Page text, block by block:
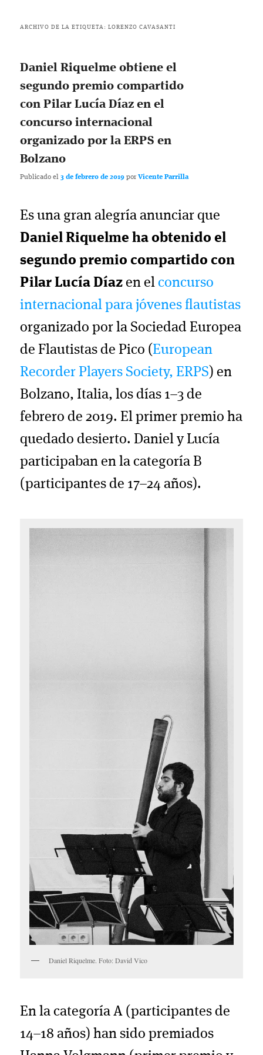
ARCHIVO DE LA ETIQUETA:LORENZO CAVASANTI
Daniel Riquelme obtiene el
segundo premio compartido
con Pilar Lucía Díaz en el
concurso internacional
organizado por la ERPS en
Bolzano
Publicado el3 de febrero de 2019 porVicente Parrilla
Es una gran alegría anunciar que
Daniel Riquelme ha obtenido el
segundo premio compartido con
Pilar Lucía Díaz en elconcurso
internacional para jóvenes flautistas
organizado por la Sociedad Europea
de Flautistas de Pico (European
Recorder Players Society, ERPS) en
Bolzano, Italia, los días 1–3 de
febrero de 2019. El primer premio ha
quedado desierto. Daniel y Lucía
participaban en la categoría B
(participantes de 17–24 años).
Daniel Riquelme. Foto: David Vico
En la categoría A (participantes de
14–18 años) han sido premiados